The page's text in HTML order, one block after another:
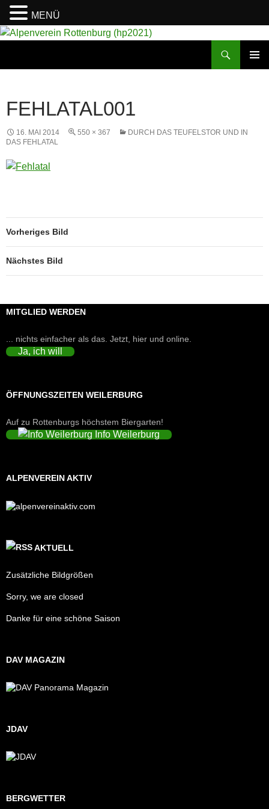
FEHLATAL001
16. MAI 2014 550 × 367
DURCH DAS TEUFELSTOR UND IN
DAS FEHLATAL
Vorheriges Bild
Nächstes Bild
MITGLIED WERDEN
... nichts einfacher als das. Jetzt, hier und online.
Ja, ich will
ÖFFNUNGSZEITEN WEILERBURG
Auf zu Rottenburgs höchstem Biergarten!
Info Weilerburg
ALPENVEREIN AKTIV
AKTUELL
Zusätzliche Bildgrößen
Sorry, we are closed
Danke für eine schöne Saison
DAV MAGAZIN
JDAV
BERGWETTER
MENÜ